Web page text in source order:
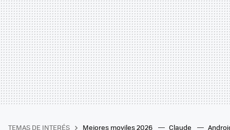
TEMAS DE INTERÉS Mejores moviles 2026 Claude